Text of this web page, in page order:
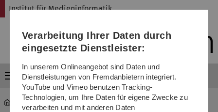
Direkt
Direkt
Direkt
(Sprache,
Drucken,
Media)
Direkt
Direkt
Institut für Medieninformatik
Menü
Vorlesung Grundlagen interaktiver Systeme
Verarbeitung Ihrer Daten durch
eingesetzte Dienstleister:
In unserem Onlineangebot sind Daten und
Dienstleistungen von Fremdanbietern integriert.
YouTube und Vimeo benutzen Tracking-
Technologien, um Ihre Daten für eigene Zwecke zu
verarbeiten und mit anderen Daten